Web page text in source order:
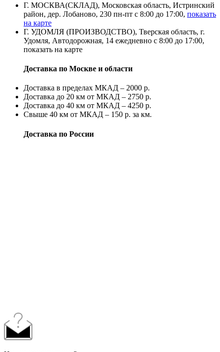
Г. МОСКВА(СКЛАД), Московская область, Истринский
район, дер. Лобаново, 230 пн-пт с 8:00 до 17:00, показать
на карте
Г. УДОМЛЯ (ПРОИЗВОДСТВО), Тверская область, г.
Удомля, Автодорожная, 14 ежедневно с 8:00 до 17:00,
показать на карте
Доставка по Москве и области
Доставка в пределах МКАД – 2000 р.
Доставка до 20 км от МКАД – 2750 р.
Доставка до 40 км от МКАД – 4250 р.
Свыше 40 км от МКАД – 150 р. за км.
Доставка по России